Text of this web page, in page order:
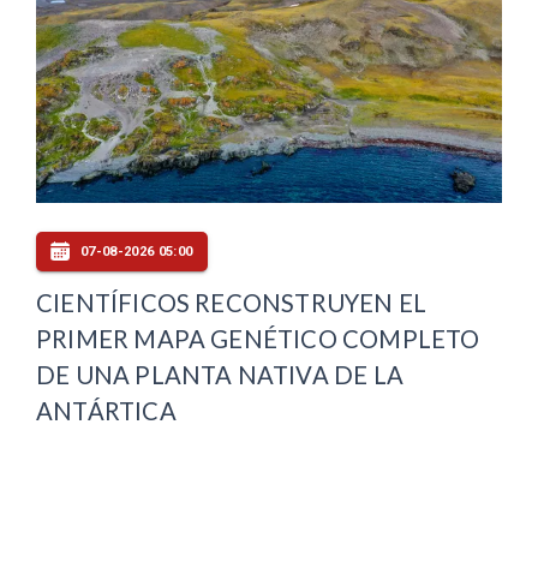
07-08-2026 05:00
CIENTÍFICOS RECONSTRUYEN EL
PRIMER MAPA GENÉTICO COMPLETO
DE UNA PLANTA NATIVA DE LA
ANTÁRTICA